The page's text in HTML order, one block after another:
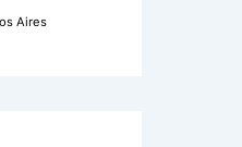
Aires